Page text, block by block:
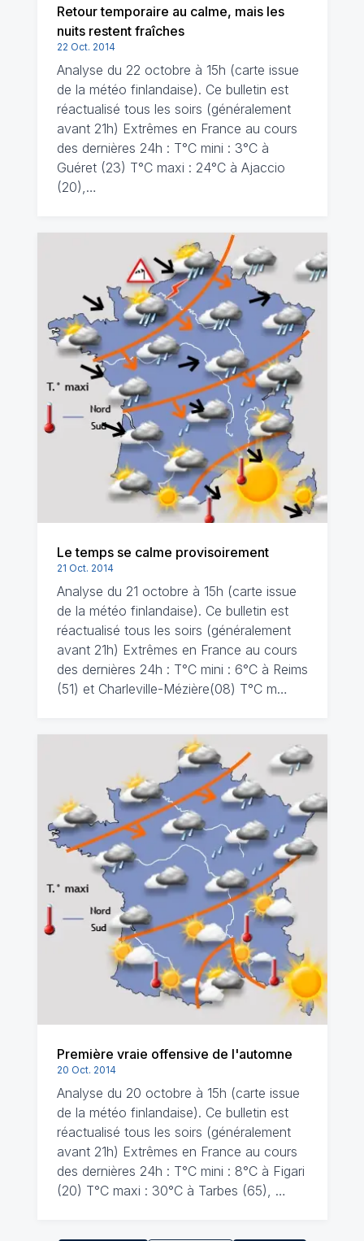
Retour temporaire au calme, mais les
nuits restent fraîches
22 Oct. 2014
Analyse du 22 octobre à 15h (carte issue
de la météo finlandaise). Ce bulletin est
réactualisé tous les soirs (généralement
avant 21h) Extrêmes en France au cours
des dernières 24h : T°C mini : 3°C à
Guéret (23) T°C maxi : 24°C à Ajaccio
(20),…
Le temps se calme provisoirement
21 Oct. 2014
Analyse du 21 octobre à 15h (carte issue
de la météo finlandaise). Ce bulletin est
réactualisé tous les soirs (généralement
avant 21h) Extrêmes en France au cours
des dernières 24h : T°C mini : 6°C à Reims
(51) et Charleville-Mézière(08) T°C m…
Première vraie offensive de l'automne
20 Oct. 2014
Analyse du 20 octobre à 15h (carte issue
de la météo finlandaise). Ce bulletin est
réactualisé tous les soirs (généralement
avant 21h) Extrêmes en France au cours
des dernières 24h : T°C mini : 8°C à Figari
(20) T°C maxi : 30°C à Tarbes (65), …